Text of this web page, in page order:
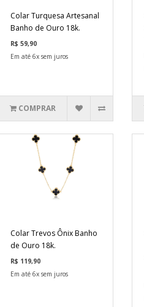
Colar Turquesa Artesanal
Banho de Ouro 18k.
R$ 59,90
Em até 6x sem juros
COMPRAR
Colar Trevos Ônix Banho
de Ouro 18k.
R$ 119,90
Em até 6x sem juros